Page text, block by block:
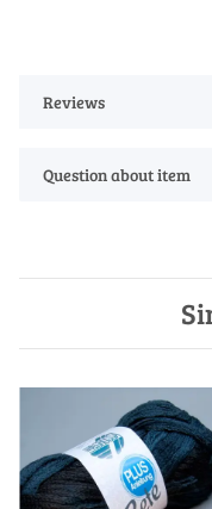
Reviews
Question about item